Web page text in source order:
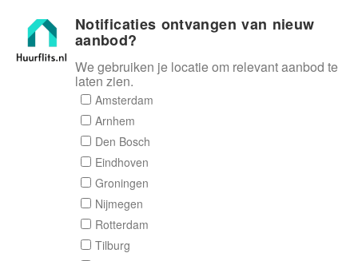
Huurflits
Reactieformulier
Huurflits
Verstuur je bericht
Door een bericht te sturen kom je in contact met de
Notificaties ontvangen van nieuw
aanbod?
We gebruiken je locatie om relevant aanbod te
laten zien.
Amsterdam
Arnhem
Den Bosch
Eindhoven
Groningen
Nijmegen
Rotterdam
Tilburg